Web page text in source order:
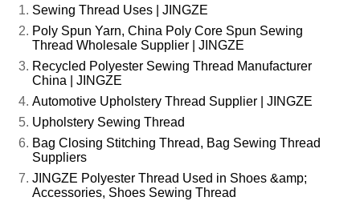
Sewing Thread Uses | JINGZE
Poly Spun Yarn, China Poly Core Spun Sewing
Thread Wholesale Supplier | JINGZE
Recycled Polyester Sewing Thread Manufacturer
China | JINGZE
Automotive Upholstery Thread Supplier | JINGZE
Upholstery Sewing Thread
Bag Closing Stitching Thread, Bag Sewing Thread
Suppliers
JINGZE Polyester Thread Used in Shoes &amp;
Accessories, Shoes Sewing Thread